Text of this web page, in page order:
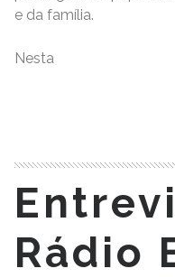
e da família.
Nesta
Rádio